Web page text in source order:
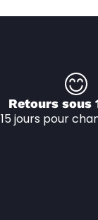
Retours sous
15 jours pour